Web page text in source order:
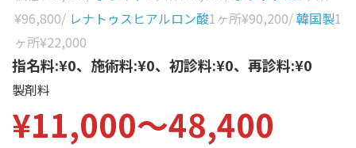
ゴルゴライン
鼻
ほうれい線
鼻翼基部
性別から探す
その他
¥96,800/ レナトゥスヒアルロン酸1ヶ所¥90,200/韓国製1
ヶ所¥22,000
指名料:¥0、施術料:¥0、初診料:¥0、再診料:¥0
製剤料
¥11,000〜48,400